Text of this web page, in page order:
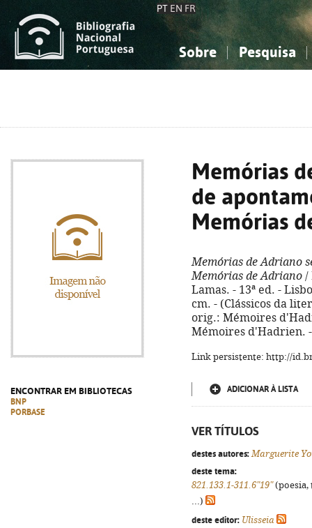
PT EN FR
Sobre Pesquisa
ENCONTRAR EM BIBLIOTECAS
BNP
PORBASE
Memórias
de
Memórias
Memórias de Adriano
Memórias de Adriano /
Lamas. - 13ª ed. -
cm. - (Clássicos da
orig.: Mémoires
Mémoires d'Hadrien. -
Link persistente: http://
ADICIONAR À LISTA
VER TÍTULOS
destes autores: Marguerite
deste tema:
821.133.1-311.6"19"(poesia,
...)
deste editor: Ulisseia